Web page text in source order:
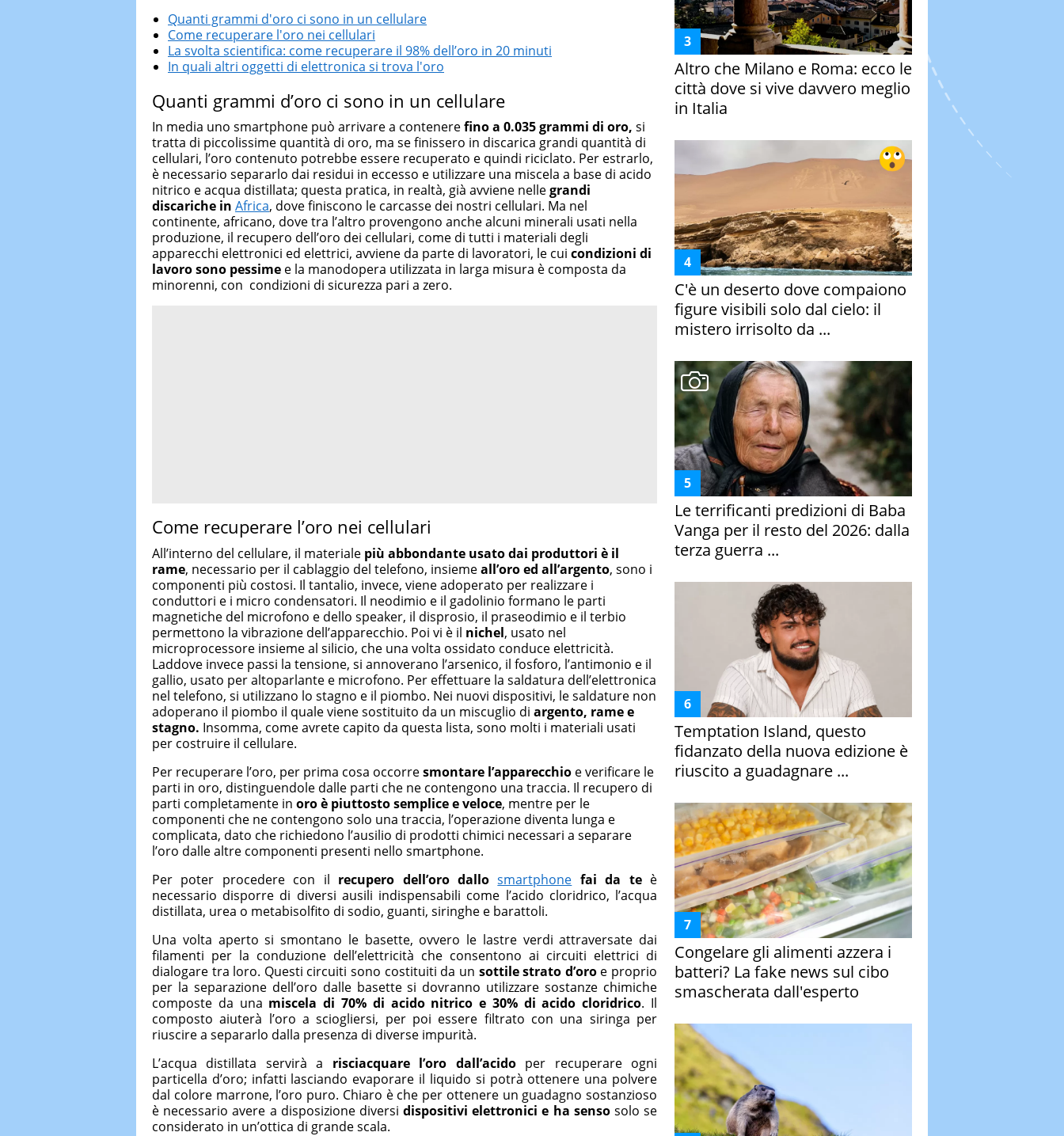
Quanti grammi d'oro ci sono in un cellulare
Come recuperare l'oro nei cellulari
La svolta scientifica: come recuperare il 98% dell’oro in 20 minuti
In quali altri oggetti di elettronica si trova l'oro
Quanti grammi d’oro ci sono in un cellulare
In media uno smartphone può arrivare a contenerefino a 0.035 grammi di oro, si
tratta di piccolissime quantità di oro, ma se finissero in discarica grandi quantità di
cellulari, l’oro contenuto potrebbe essere recuperato e quindi riciclato. Per estrarlo,
è necessario separarlo dai residui in eccesso e utilizzare una miscela a base di acido
nitrico e acqua distillata; questa pratica, in realtà, già avviene nellegrandi
discariche in Africa, dove finiscono le carcasse dei nostri cellulari. Ma nel
continente, africano, dove tra l’altro provengono anche alcuni minerali usati nella
produzione, il recupero dell’oro dei cellulari, come di tutti i materiali degli
apparecchi elettronici ed elettrici, avviene da parte di lavoratori, le cui condizioni di
lavoro sono pessime e la manodopera utilizzata in larga misura è composta da
minorenni, con condizioni di sicurezza pari a zero.
Come recuperare l’oro nei cellulari
All’interno del cellulare, il materiale più abbondante usato dai produttori è il
rame, necessario per il cablaggio del telefono, insiemeall’oro ed all’argento, sono i
componenti più costosi. Il tantalio, invece, viene adoperato per realizzare i
conduttori e i micro condensatori. Il neodimio e il gadolinio formano le parti
magnetiche del microfono e dello speaker, il disprosio, il praseodimio e il terbio
permettono la vibrazione dell’apparecchio. Poi vi è il nichel, usato nel
microprocessore insieme al silicio, che una volta ossidato conduce elettricità.
Laddove invece passi la tensione, si annoverano l’arsenico, il fosforo, l’antimonio e il
gallio, usato per altoparlante e microfono. Per effettuare la saldatura dell’elettronica
nel telefono, si utilizzano lo stagno e il piombo. Nei nuovi dispositivi, le saldature non
adoperano il piombo il quale viene sostituito da un miscuglio di argento, rame e
stagno. Insomma, come avrete capito da questa lista, sono molti i materiali usati
per costruire il cellulare.
Per recuperare l’oro, per prima cosa occorresmontare l’apparecchio e verificare le
parti in oro, distinguendole dalle parti che ne contengono una traccia. Il recupero di
parti completamente in oro è piuttosto semplice e veloce, mentre per le
componenti che ne contengono solo una traccia, l’operazione diventa lunga e
complicata, dato che richiedono l’ausilio di prodotti chimici necessari a separare
l’oro dalle altre componenti presenti nello smartphone.
Per poter procedere con il recupero dell’oro dallosmartphone fai da teè
necessario disporre di diversi ausili indispensabili come l’acido cloridrico, l’acqua
distillata, urea o metabisolfito di sodio, guanti, siringhe e barattoli.
Una volta aperto si smontano le basette, ovvero le lastre verdi attraversate dai
filamenti per la conduzione dell’elettricità che consentono ai circuiti elettrici di
dialogare tra loro. Questi circuiti sono costituiti da un sottile strato d’oroe proprio
per la separazione dell’oro dalle basette si dovranno utilizzare sostanze chimiche
composte da una miscela di 70% di acido nitrico e 30% di acido cloridrico. Il
composto aiuterà l’oro a sciogliersi, per poi essere filtrato con una siringa per
riuscire a separarlo dalla presenza di diverse impurità.
L’acqua distillata servirà a risciacquare l’oro dall’acidoper recuperare ogni
particella d’oro; infatti lasciando evaporare il liquido si potrà ottenere una polvere
dal colore marrone, l’oro puro. Chiaro è che per ottenere un guadagno sostanzioso
è necessario avere a disposizione diversi dispositivi elettronici e ha senso solo se
considerato in un’ottica di grande scala.
Altro che Milano e Roma: ecco le
città dove si vive davvero meglio
in Italia
C'è un deserto dove compaiono
figure visibili solo dal cielo: il
mistero irrisolto da ...
Le terrificanti predizioni di Baba
Vanga per il resto del 2026: dalla
terza guerra ...
Temptation Island, questo
fidanzato della nuova edizione è
riuscito a guadagnare ...
Congelare gli alimenti azzera i
batteri? La fake news sul cibo
smascherata dall'esperto